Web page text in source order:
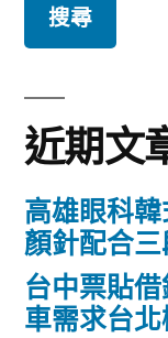
鍵
字:
近期文
高雄眼科
顏針配合
台中票貼
車需求台